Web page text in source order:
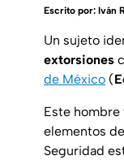
Escrito por: Iván
Un sujeto
extorsiones
de México (
Este
elementos
Seguridad